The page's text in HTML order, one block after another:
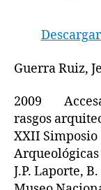
Guerra Ruiz,
2009
rasgos
XXII
J.P. Laporte,